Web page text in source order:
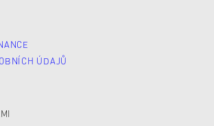
ÚDAJŮ